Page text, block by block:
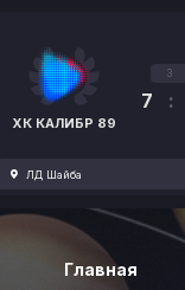
ХК КАЛИБР 89
3
7 :
ЛД Шайба
Главная